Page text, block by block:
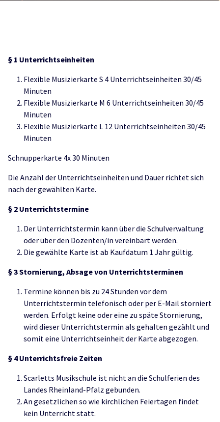
§ 1 Unterrichtseinheiten
Flexible Musizierkarte S 4 Unterrichtseinheiten 30/45
Minuten
Flexible Musizierkarte M 6 Unterrichtseinheiten 30/45
Minuten
Flexible Musizierkarte L 12 Unterrichtseinheiten 30/45
Minuten
Schnupperkarte 4x 30 Minuten
Die Anzahl der Unterrichtseinheiten und Dauer richtet sich
nach der gewählten Karte.
§ 2 Unterrichtstermine
Der Unterrichtstermin kann über die Schulverwaltung
oder über den Dozenten/in vereinbart werden.
Die gewählte Karte ist ab Kaufdatum 1 Jahr gültig.
§3Stornierung, Absage von Unterrichtsterminen
Termine können bis zu 24 Stunden vor dem
Unterrichtstermin telefonisch oder per E-Mail storniert
werden. Erfolgt keine oder eine zu späte Stornierung,
wird dieser Unterrichtstermin als gehalten gezählt und
somit eine Unterrichtseinheit der Karte abgezogen.
§ 4Unterrichtsfreie Zeiten
Scarletts Musikschule ist nicht an die Schulferien des
Landes Rheinland-Pfalz gebunden.
An gesetzlichen so wie kirchlichen Feiertagen findet
kein Unterricht statt.